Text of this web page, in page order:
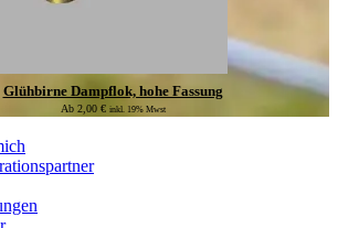
Glühbirne Dampflok, hohe Fassung
Ab 2,00 € inkl. 19% Mwst